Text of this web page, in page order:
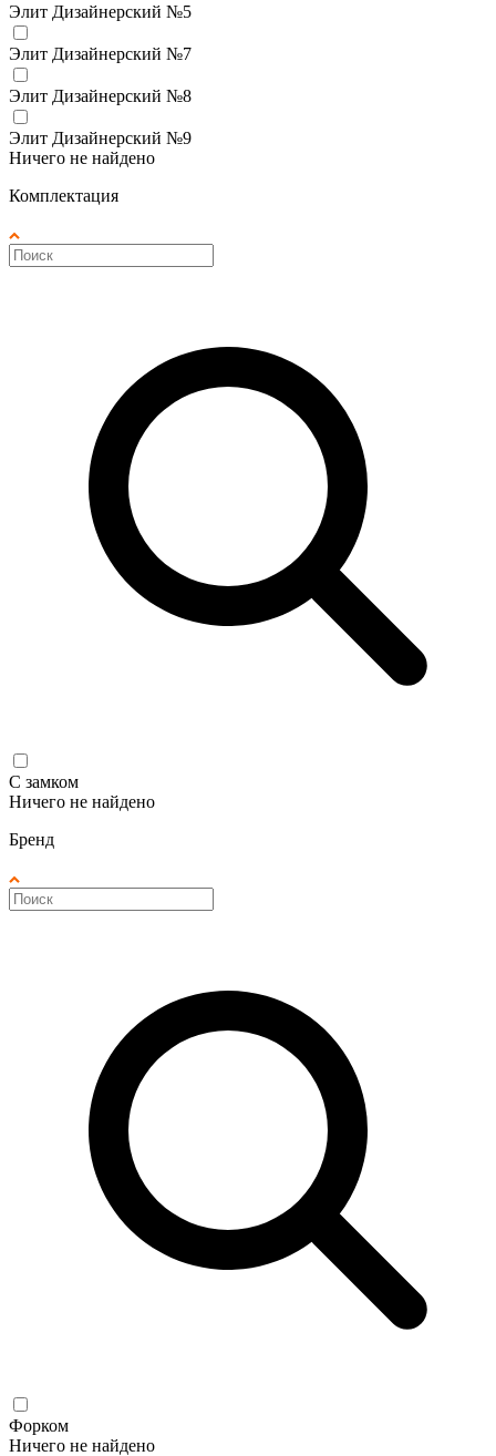
Элит Дизайнерский №5
Элит Дизайнерский №7
Элит Дизайнерский №8
Элит Дизайнерский №9
Ничего не найдено
Комплектация
С замком
Ничего не найдено
Бренд
Форком
Ничего не найдено